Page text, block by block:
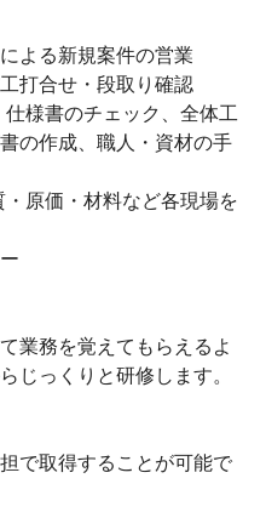
よる新規案件の営業
打合せ・段取り確認
様書のチェック、全体工
の作成、職人・資材の手
原価・材料など各現場を
業務を覚えてもらえるよ
じっくりと研修します。
で取得することが可能で